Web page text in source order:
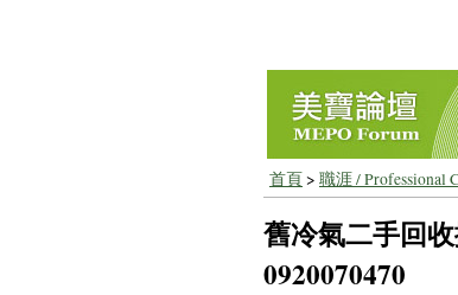
首頁> 職涯 / Professional
舊冷氣二手回
0920070470